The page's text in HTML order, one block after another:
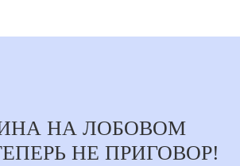
НА ЛОБОВОМ
НЕ ПРИГОВОР!